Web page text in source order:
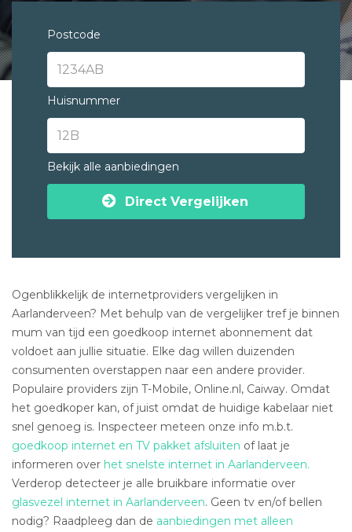
Postcode
Huisnummer
Bekijk alle aanbiedingen
Direct Vergelijken
Ogenblikkelijk de internetproviders vergelijken in
Aarlanderveen? Met behulp van de vergelijker tref je binnen
mum van tijd een goedkoop internet abonnement dat
voldoet aan jullie situatie. Elke dag willen duizenden
consumenten overstappen naar een andere provider.
Populaire providers zijn T-Mobile, Online.nl, Caiway. Omdat
het goedkoper kan, of juist omdat de huidige kabelaar niet
snel genoeg is. Inspecteer meteen onze info m.b.t.
goedkoop internet en TV pakket afsluiten of laat je
informeren over het snelste internet in Aarlanderveen.
Verderop detecteer je alle bruikbare informatie over
glasvezel internet in Aarlanderveen. Geen tv en/of bellen
nodig? Raadpleeg dan de aanbiedingen met alleen